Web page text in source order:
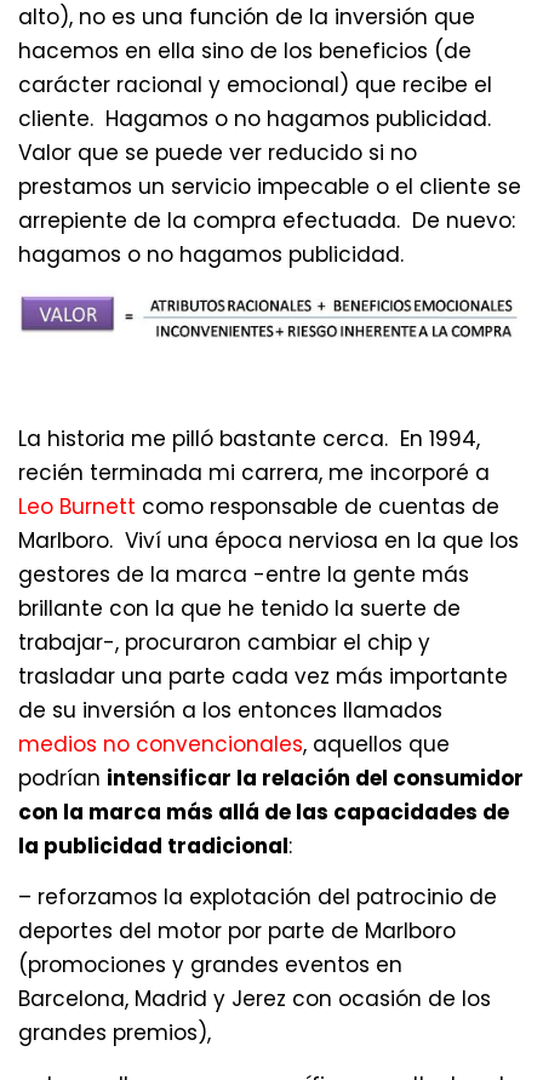
alto), no es una función de la inversión que
hacemos en ella sino de los beneficios (de
carácter racional y emocional) que recibe el
cliente. Hagamos o no hagamos publicidad.
Valor que se puede ver reducido si no
prestamos un servicio impecable o el cliente se
arrepiente de la compra efectuada. De nuevo:
hagamos o no hagamos publicidad.
La historia me pilló bastante cerca. En 1994,
recién terminada mi carrera, me incorporé a
Leo Burnett como responsable de cuentas de
Marlboro. Viví una época nerviosa en la que los
gestores de la marca -entre la gente más
brillante con la que he tenido la suerte de
trabajar-, procuraron cambiar el chip y
trasladar una parte cada vez más importante
de su inversión a los entonces llamados
medios no convencionales, aquellos que
podrían intensificar la relación del consumidor
con la marca más allá de las capacidades de
la publicidad tradicional:
– reforzamos la explotación del patrocinio de
deportes del motor por parte de Marlboro
(promociones y grandes eventos en
Barcelona, Madrid y Jerez con ocasión de los
grandes premios),